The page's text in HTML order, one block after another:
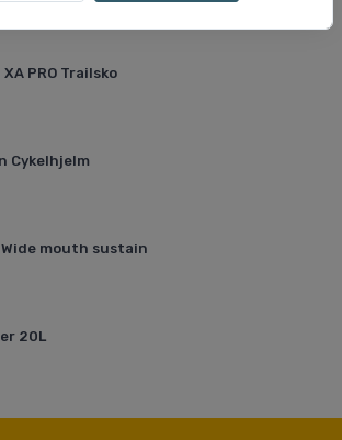
PRO Trailsko
Cykelhjelm
mouth sustain
20L